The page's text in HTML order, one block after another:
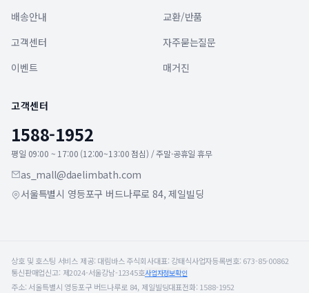
배송안내
교환/반품
고객센터
자주묻는질문
이벤트
매거진
고객센터
1588-1952
평일 09:00 ~ 17:00 (12:00~13:00 점심) / 주말·공휴일 휴무
as_mall@daelimbath.com
서울특별시 영등포구 버드나루로 84, 제일빌딩
상호 및 호스팅 서비스 제공: 대림바스 주식회사대표: 강태식사업자등록번호: 673-85-00862
통신판매업신고: 제2024-서울강남-12345호사업자정보확인
주소: 서울특별시 영등포구 버드나루로 84, 제일빌딩대표전화: 1588-1952